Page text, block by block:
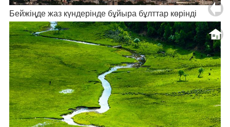
Бейжіңде жаз күндерінде бұйыра бұлттар көрінді